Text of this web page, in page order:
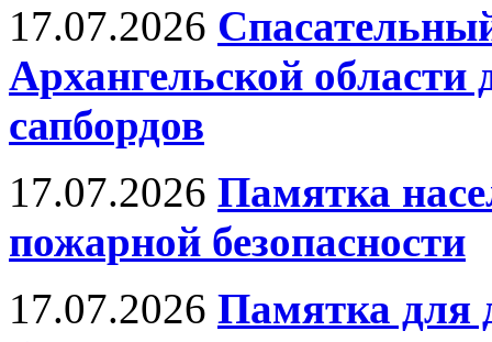
17.07.2026
Архангельской
сапбордов
17.07.2026 Памятка
пожарной безопасности
17.07.2026 Памятка для